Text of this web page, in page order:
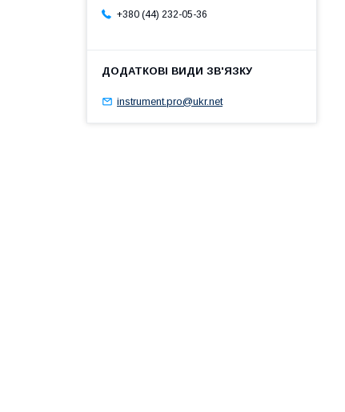
+380 (44) 232-05-36
instrument.pro@ukr.net